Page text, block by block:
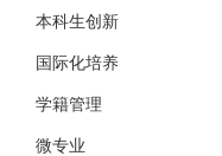
本科生创新
国际化培养
学籍管理
微专业